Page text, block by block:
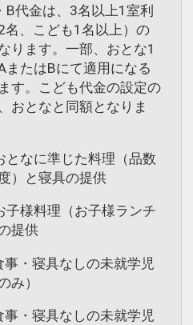
B代金は、3名以上1室利
名、こども1名以上）の
ります。一部、おとな1
またはBにて適用になる
す。こども代金の設定の
おとなと同額となりま
となに準じた料理（品数
）と寝具の提供
子様料理（お子様ランチ
提供
事・寝具なしの未就学児
み）
事・寝具なしの未就学児